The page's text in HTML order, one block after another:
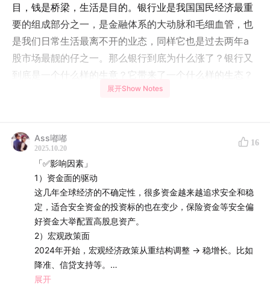
目，钱是桥梁，生活是目的。银行业是我国国民经济最重
要的组成部分之一，是金融体系的大动脉和毛细血管，也
是我们日常生活最离不开的业态，同样它也是过去两年a
股市场最靓的仔之一。那么银行到底为什么涨了？银行又
到底是一个什么样的生意？它带来了一个什么样的生态？
那些你习以为常的理财产品背后又有什么样的来龙去脉？
大家一一做出解答。
Timeline:
​ 银行股三年翻倍的核心驱动：保险资金等安全偏好
资金大举配置高股息资产
​ 政策面转向"稳增长"提振市场信心，推动银行股估值
​ 银行业绩接近拐点：净息差降幅收窄，资产质量总
体可控
展开Show Notes
Ass嘟嘟
2025.10.20
16
「✅影响因素」
1）资金面的驱动
这几年全球经济的不确定性，很多资金越来越追求安全和稳
定，适合安全资金的投资标的也在变少，保险资金等安全偏
好资金大举配置高股息资产。
2）宏观政策面
2024年开始，宏观经济政策从重结构调整 → 稳增长。比如
降准、信贷支持等。
提振市场信心，进而推动银行股估值的修复。
展开